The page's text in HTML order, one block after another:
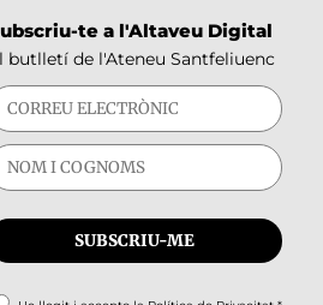
te a l'Altaveu Digital
butlletí de l'Ateneu Santfeliuenc